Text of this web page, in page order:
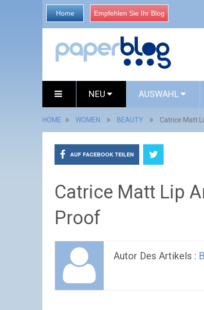
Home Empfehlen Sie Ihr Blog
NEU AUSWAHL
HOME WOMEN BEAUTY Catrice Matt
AUF FACEBOOK TEILEN
Catrice Matt Lip
Proof
Autor Des Artikels :